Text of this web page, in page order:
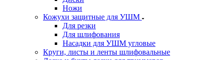
Ножи
Кожухи защитные для УШМ
Для резки
Для шлифования
Насадки для УШМ угловые
Круги, листы и ленты шлифовальные